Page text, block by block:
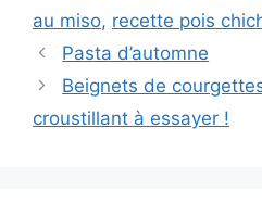
au miso, recette pois
Pasta d’automne
Beignets de
croustillant à essayer !